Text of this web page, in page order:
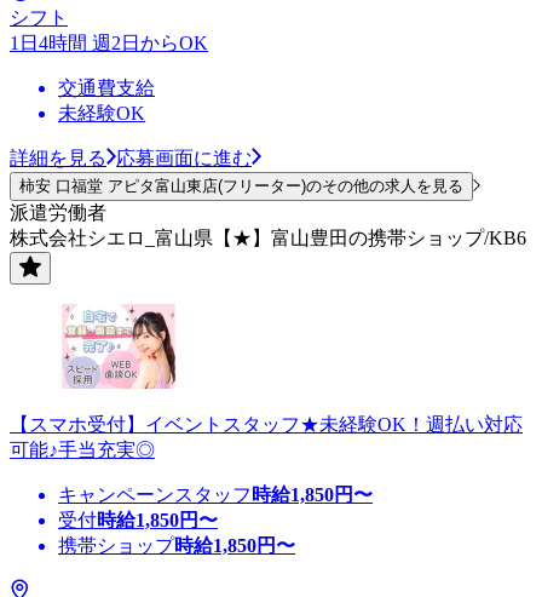
シフト
1日4時間 週2日からOK
交通費支給
未経験OK
詳細を見る 応募画面に進む
柿安 口福堂 アピタ富山東店(フリーター)のその他の求人を見る
派遣労働者
株式会社シエロ_富山県【★】富山豊田の携帯ショップ/KB6
【スマホ受付】イベントスタッフ★未経験OK！週払い対応
可能♪手当充実◎
キャンペーンスタッフ 時給1,850円〜
受付時給1,850円〜
携帯ショップ時給1,850円〜